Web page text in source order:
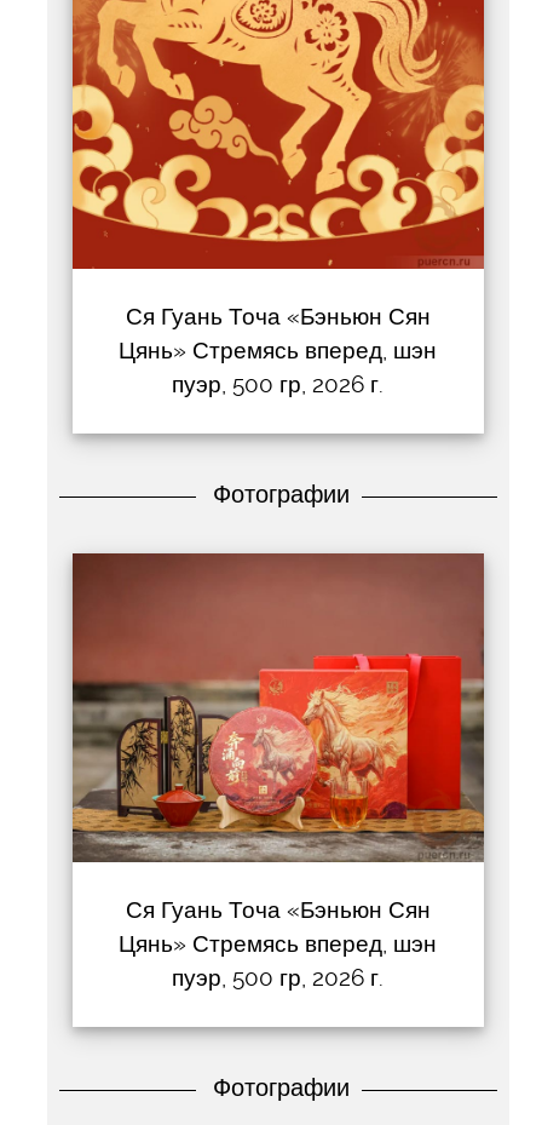
Ся Гуань Точа «Бэньюн Сян
Цянь» Стремясь вперед, шэн
пуэр, 500 гр, 2026 г.
Фотографии
Ся Гуань Точа «Бэньюн Сян
Цянь» Стремясь вперед, шэн
пуэр, 500 гр, 2026 г.
Фотографии